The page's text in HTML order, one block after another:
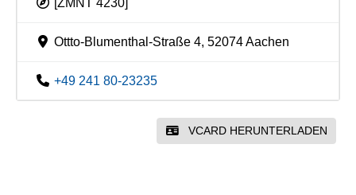
[ZMNT 4230]
Ottto-Blumenthal-Straße 4, 52074 Aachen
+49 241 80-23235
VCARD HERUNTERLADEN